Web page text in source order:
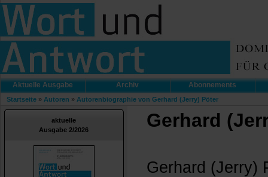
Aktuelle Ausgabe Archiv Abonnements
Startseite » Autoren » Autorenbiographie von Gerhard (Jerry) Pöter
aktuelle
Ausgabe 2/2026
Gerhard
Gerhard (Jerry)